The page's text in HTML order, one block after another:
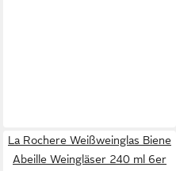
La Rochere Weißweinglas Biene
Abeille Weingläser 240 ml 6er